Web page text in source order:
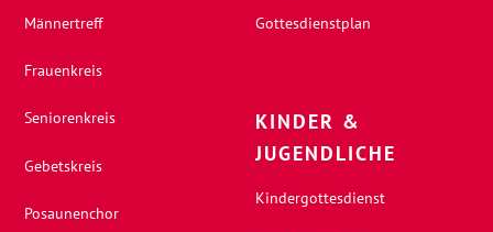
Männertreff
Frauenkreis
Seniorenkreis
Gebetskreis
Posaunenchor
Gottesdienstplan
KINDER &
JUGENDLICHE
Kindergottesdienst